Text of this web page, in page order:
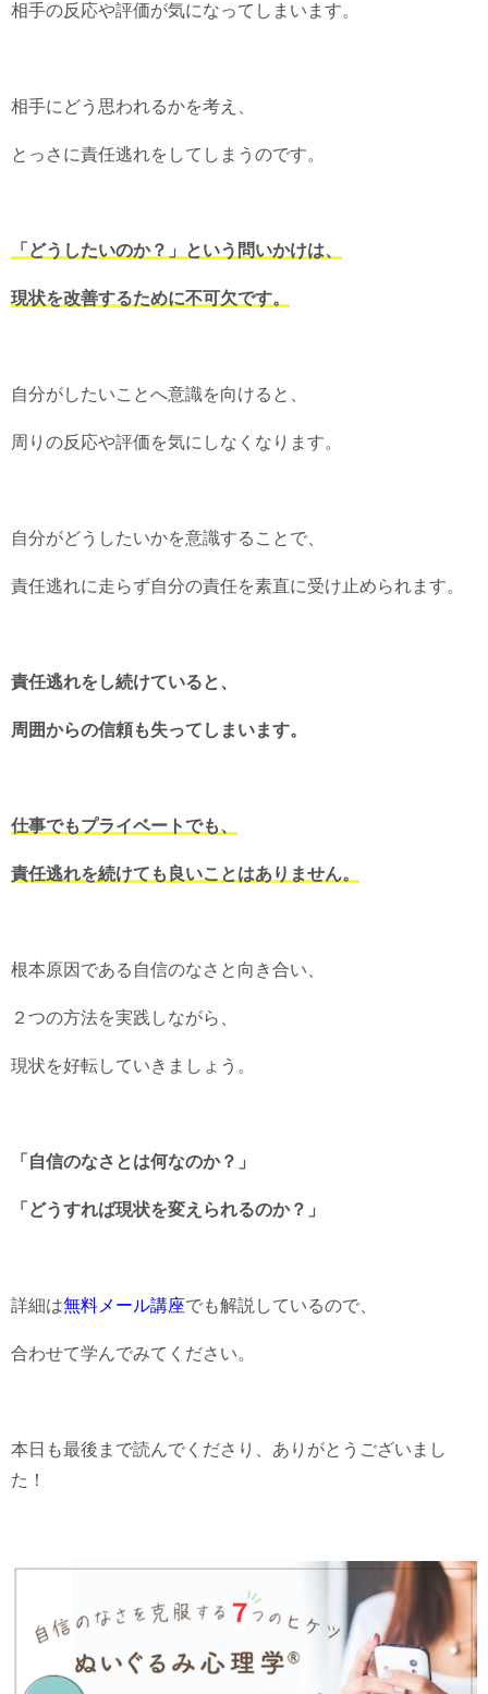
相手の反応や評価が気になってしまいます。
相手にどう思われるかを考え、
とっさに責任逃れをしてしまうのです。
「どうしたいのか？」という問いかけは、
現状を改善するために不可欠です。
自分がしたいことへ意識を向けると、
周りの反応や評価を気にしなくなります。
自分がどうしたいかを意識することで、
責任逃れに走らず自分の責任を素直に受け止められます。
責任逃れをし続けていると、
周囲からの信頼も失ってしまいます。
仕事でもプライベートでも、
責任逃れを続けても良いことはありません。
根本原因である自信のなさと向き合い、
２つの方法を実践しながら、
現状を好転していきましょう。
「自信のなさとは何なのか？」
「どうすれば現状を変えられるのか？」
詳細は無料メール講座でも解説しているので、
合わせて学んでみてください。
本日も最後まで読んでくださり、ありがとうございまし
た！